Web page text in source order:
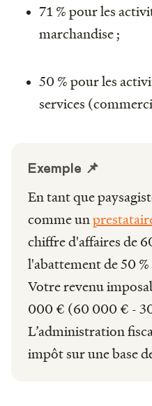
71 % pour les
marchandise ;
50 % pour les
services
Exemple 📌
En tant que
comme un
chiffre d'affaires de
l'abattement de 50 %
Votre revenu
000 € (60 000 € -
L’administration
impôt sur une base